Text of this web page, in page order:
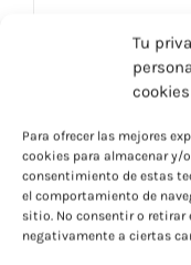
Tu
Para ofrecer las mejores
cookies para almacenar y/
consentimiento de estas
el comportamiento de
sitio. No consentir o retirar
negativamente a ciertas
Seleccionar